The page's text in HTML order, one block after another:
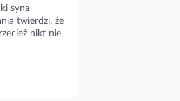
syna
twierdzi, że
nikt nie